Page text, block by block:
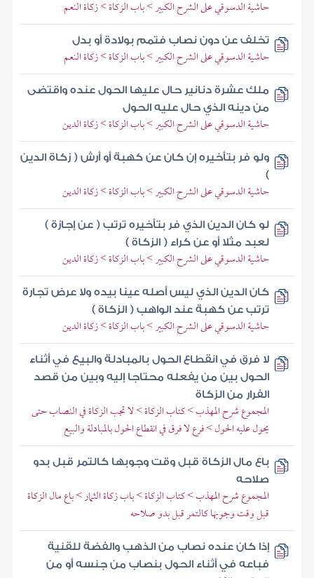
حاشية الدسوقي على الشرح الكبير > باب الزكاة > زكاة النعم
تخلف عن دون نصاب فتمم بولادة أو بدل
حاشية الدسوقي على الشرح الكبير > باب الزكاة > زكاة النعم
ملك عشرة دنانير حال عليها الحول عنده واقتضى
من دينه الذي حال عليه الحول
حاشية الدسوقي على الشرح الكبير > باب الزكاة > زكاة الدين
ولو فر بتأخيره إن كان عن كهبة أو أرش ( زكاة الدين
)
حاشية الدسوقي على الشرح الكبير > باب الزكاة > زكاة الدين
لو كان الدين الذي فر بتأخيره ترتب ( عن إجازة )
لعبد مثلا أو عن كراء ( الزكاة )
حاشية الدسوقي على الشرح الكبير > باب الزكاة > زكاة الدين
كان الدين الذي ليس أصله عينا بيده ولا عرض تجارة
ترتب عن كهبة عند الواهب ( الزكاة )
حاشية الدسوقي على الشرح الكبير > باب الزكاة > زكاة الدين
لا فرق في انقطاع الحول بالمبادلة والبيع في أثناء
الحول بين من يفعله محتاجا إليه وبين من قصد
الفرار من الزكاة
المجموع شرح المهذب > كتاب الزكاة > لا تجب الزكاة في النصاب حتى
يحول عليه الحول > فرع لا فرق في انقطاع الحول بالمبادلة والبيع
باع مال الزكاة قبل وقت وجوبها كالتمر قبل بدو
صلاحه
المجموع شرح المهذب > كتاب الزكاة > باب زكاة الثمار > باع مال الزكاة
قبل وقت وجوبها كالتمر قبل بدو صلاحه
إذا كان عنده نصاب من الذهب والفضة للقنية
فباعه في أثناء الحول بنصاب من جنسه أو من